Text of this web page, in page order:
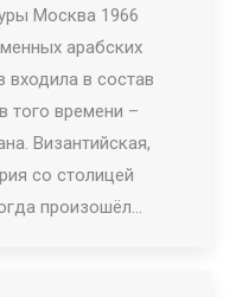
Москва 1966
арабских
входила в состав
того времени –
Византийская,
со столицей
произошёл…